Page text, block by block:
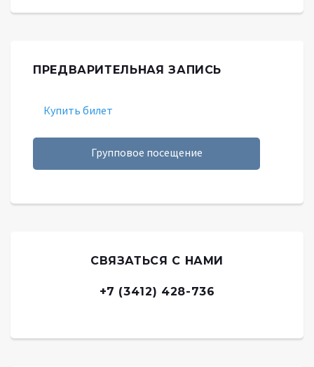
ПРЕДВАРИТЕЛЬНАЯ ЗАПИСЬ
Купить билет
Групповое посещение
СВЯЗАТЬСЯ С НАМИ
+7 (3412) 428-736